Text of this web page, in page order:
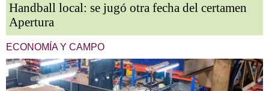
Handball local: se jugó otra fecha del certamen
Apertura
ECONOMÍA Y CAMPO